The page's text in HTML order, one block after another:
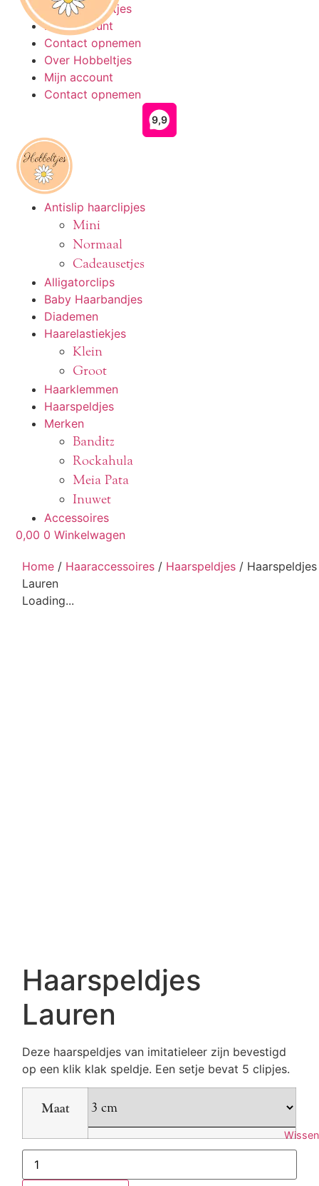
inhoud
Over Hobbeltjes
Mijn account
Contact opnemen
Over Hobbeltjes
Mijn account
Contact opnemen
Antislip haarclipjes
Mini
Normaal
Cadeausetjes
Alligatorclips
Baby Haarbandjes
Diademen
Haarelastiekjes
Klein
Groot
Haarklemmen
Haarspeldjes
Merken
Banditz
Rockahula
Meia Pata
Inuwet
Accessoires
0,00 0 Winkelwagen
Home / Haaraccessoires / Haarspeldjes / Haarspeldjes
Lauren
Loading...
Haarspeldjes
Lauren
Deze haarspeldjes van imitatieleer zijn bevestigd
op een klik klak speldje. Een setje bevat 5 clipjes.
Maat
Wissen
Haarspeldjes
Lauren
aantal